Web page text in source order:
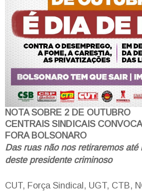
NOTA SOBRE 2 DE OUTUBRO
CENTRAIS SINDICAIS
FORA BOLSONARO
Das ruas não nos retiraremos até
deste presidente criminoso
CUT, Força Sindical, UGT, CTB,